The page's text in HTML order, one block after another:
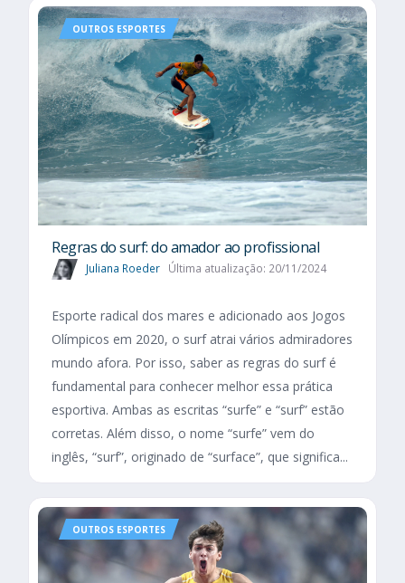
OUTROS ESPORTES
Regras do surf: do amador ao profissional
Juliana Roeder Última atualização: 20/11/2024
Esporte radical dos mares e adicionado aos Jogos
Olímpicos em 2020, o surf atrai vários admiradores
mundo afora. Por isso, saber as regras do surf é
fundamental para conhecer melhor essa prática
esportiva. Ambas as escritas “surfe” e “surf” estão
corretas. Além disso, o nome “surfe” vem do
inglês, “surf”, originado de “surface”, que significa...
OUTROS ESPORTES